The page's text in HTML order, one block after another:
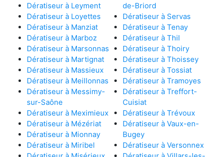
Dératiseur à Leyment
Dératiseur à Loyettes
Dératiseur à Manziat
Dératiseur à Marboz
Dératiseur à Marsonnas
Dératiseur à Martignat
Dératiseur à Massieux
Dératiseur à Meillonnas
Dératiseur à Messimy-
sur-Saône
Dératiseur à Meximieux
Dératiseur à Mézériat
Dératiseur à Mionnay
Dératiseur à Miribel
de-Briord
Dératiseur à Servas
Dératiseur à Tenay
Dératiseur à Thil
Dératiseur à Thoiry
Dératiseur à Thoissey
Dératiseur à Tossiat
Dératiseur à Tramoyes
Dératiseur à Treffort-
Cuisiat
Dératiseur à Trévoux
Dératiseur à Vaux-en-
Bugey
Dératiseur à Versonnex